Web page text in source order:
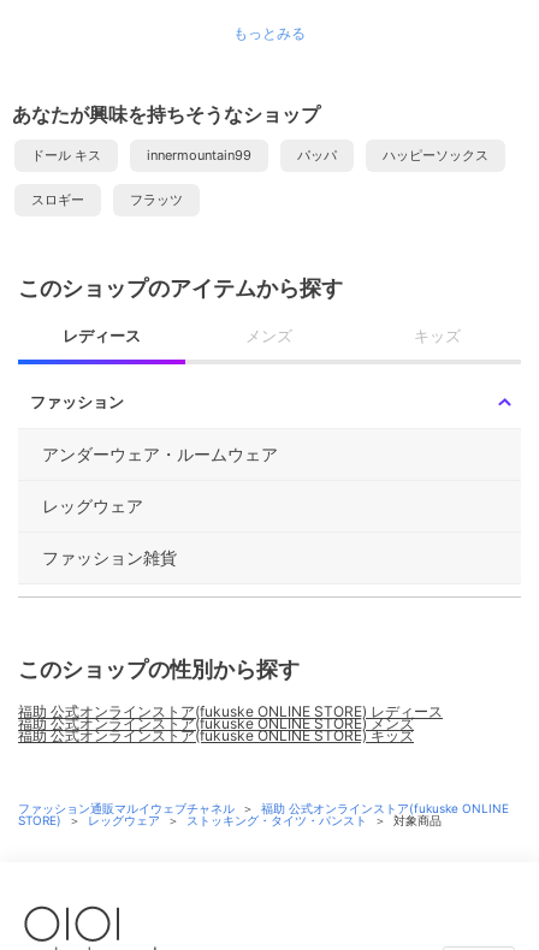
もっとみる
あなたが興味を持ちそうなショップ
ドール キス innermountain99 パッパ ハッピーソックス
スロギー フラッツ
このショップのアイテムから探す
レディース メンズ キッズ
ファッション
アンダーウェア・ルームウェア
レッグウェア
ファッション雑貨
このショップの性別から探す
福助 公式オンラインストア(fukuske ONLINE STORE) レディース
福助 公式オンラインストア(fukuske ONLINE STORE) メンズ
福助 公式オンラインストア(fukuske ONLINE STORE) キッズ
ファッション通販マルイウェブチャネル ＞
福助 公式オンラインストア(fukuske ONLINE
STORE)
＞ レッグウェア ＞ ストッキング・タイツ・パンスト ＞ 対象商品